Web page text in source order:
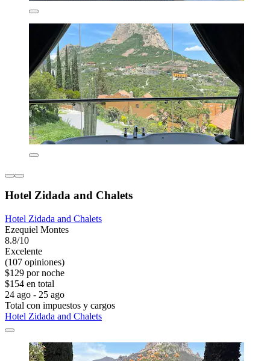
Hotel Zidada and Chalets
Hotel Zidada and Chalets
Ezequiel Montes
8.8/10
Excelente
(107 opiniones)
$129 por noche
$154 en total
24 ago - 25 ago
Total con impuestos y cargos
Hotel Zidada and Chalets